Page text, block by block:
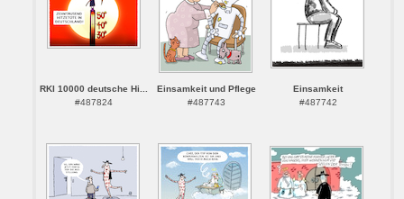
RKI 10000 deutsche Hi...
#487824
Einsamkeit und Pflege
#487743
Einsamkeit
#487742